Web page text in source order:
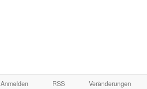
Anmelden RSS Veränderungen